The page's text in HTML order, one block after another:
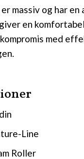
massiv og har
en
kompromis med
Line
Roller